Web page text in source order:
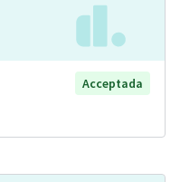
Acceptada